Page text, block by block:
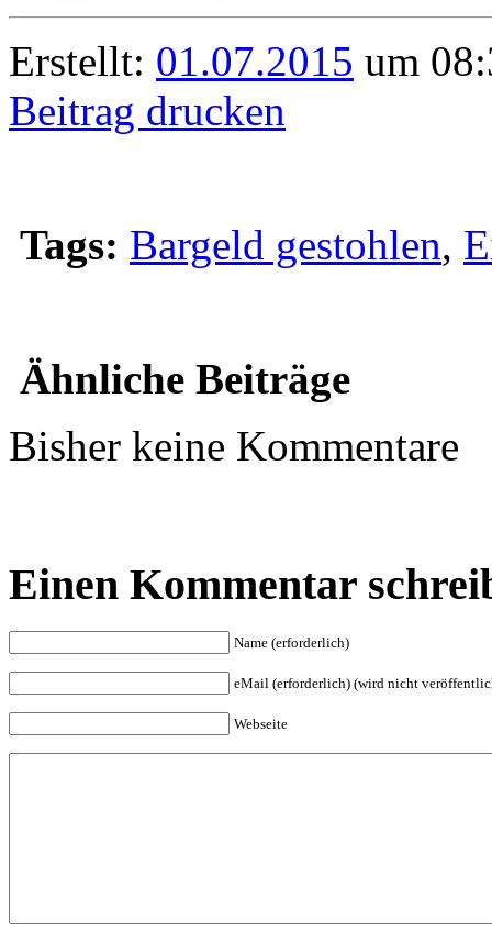
Erstellt: 01.07.2015 um
Beitrag drucken
Tags: Bargeld gestohlen,
Ähnliche Beiträge
Bisher keine Kommentare
Einen Kommentar
Name (erforderlich)
eMail (erforderlich) (wird nicht
Webseite